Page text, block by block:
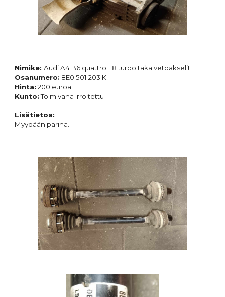
Nimike:Audi A4 B6 quattro 1.8 turbotaka vetoakselit
Osanumero: 8E0 501 203 K
Hinta: 200 euroa
Kunto:Toimivana irroitettu
Lisätietoa:
Myydään parina.